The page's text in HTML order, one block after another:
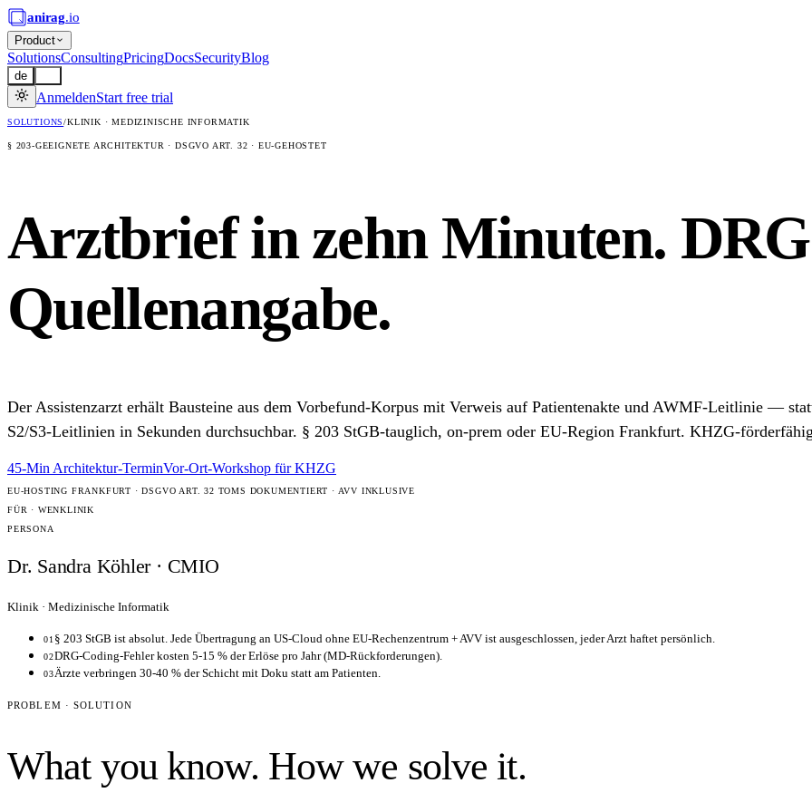
anirag.io
Product
SolutionsConsultingPricingDocsSecurityBlog
de
AnmeldenStart free trial
SOLUTIONS/KLINIK · MEDIZINISCHE INFORMATIK
§ 203-GEEIGNETE ARCHITEKTUR · DSGVO ART. 32 · EU-GEHOSTET
Arztbrief in zehn Minuten.
Quellenangabe.
Der Assistenzarzt erhält Bausteine aus dem Vorbefund-Korpus mit Verweis auf Patientenakte und AWMF-Leitlinie —
S2/S3-Leitlinien in Sekunden durchsuchbar. § 203 StGB-tauglich, on-prem oder EU-Region Frankfurt. KHZG-
45-Min Architektur-TerminVor-Ort-Workshop für KHZG
EU-HOSTING FRANKFURT · DSGVO ART. 32 TOMS DOKUMENTIERT · AVV INKLUSIVE
FÜR · WENKLINIK
PERSONA
Dr. Sandra Köhler · CMIO
Klinik · Medizinische Informatik
01 § 203 StGB ist absolut. Jede Übertragung an US-Cloud ohne EU-Rechenzentrum + AVV ist ausgeschlossen, jeder Arzt haftet persönlich.
02DRG-Coding-Fehler kosten 5-15 % der Erlöse pro Jahr (MD-Rückforderungen).
03Ärzte verbringen 30-40 % der Schicht mit Doku statt am Patienten.
PROBLEM · SOLUTION
What you know. How we solve it.